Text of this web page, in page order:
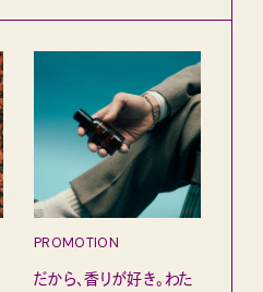
PROMOTION
だから、香りが好き。わた